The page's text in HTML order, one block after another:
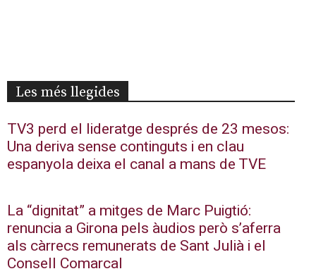
Les més llegides
TV3 perd el lideratge després de 23 mesos:
Una deriva sense continguts i en clau
espanyola deixa el canal a mans de TVE
La “dignitat” a mitges de Marc Puigtió:
renuncia a Girona pels àudios però s’aferra
als càrrecs remunerats de Sant Julià i el
Consell Comarcal